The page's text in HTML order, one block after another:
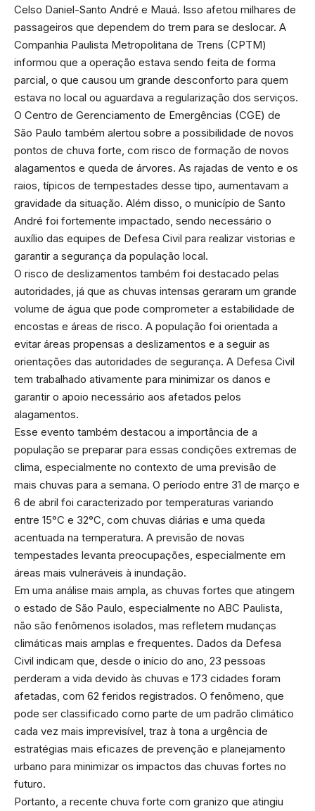
Celso Daniel-Santo André e Mauá. Isso afetou milhares de
passageiros que dependem do trem para se deslocar. A
Companhia Paulista Metropolitana de Trens (CPTM)
informou que a operação estava sendo feita de forma
parcial, o que causou um grande desconforto para quem
estava no local ou aguardava a regularização dos serviços.
O Centro de Gerenciamento de Emergências (CGE) de
São Paulo também alertou sobre a possibilidade de novos
pontos de chuva forte, com risco de formação de novos
alagamentos e queda de árvores. As rajadas de vento e os
raios, típicos de tempestades desse tipo, aumentavam a
gravidade da situação. Além disso, o município de Santo
André foi fortemente impactado, sendo necessário o
auxílio das equipes de Defesa Civil para realizar vistorias e
garantir a segurança da população local.
O risco de deslizamentos também foi destacado pelas
autoridades, já que as chuvas intensas geraram um grande
volume de água que pode comprometer a estabilidade de
encostas e áreas de risco. A população foi orientada a
evitar áreas propensas a deslizamentos e a seguir as
orientações das autoridades de segurança. A Defesa Civil
tem trabalhado ativamente para minimizar os danos e
garantir o apoio necessário aos afetados pelos
alagamentos.
Esse evento também destacou a importância de a
população se preparar para essas condições extremas de
clima, especialmente no contexto de uma previsão de
mais chuvas para a semana. O período entre 31 de março e
6 de abril foi caracterizado por temperaturas variando
entre 15°C e 32°C, com chuvas diárias e uma queda
acentuada na temperatura. A previsão de novas
tempestades levanta preocupações, especialmente em
áreas mais vulneráveis à inundação.
Em uma análise mais ampla, as chuvas fortes que atingem
o estado de São Paulo, especialmente no ABC Paulista,
não são fenômenos isolados, mas refletem mudanças
climáticas mais amplas e frequentes. Dados da Defesa
Civil indicam que, desde o início do ano, 23 pessoas
perderam a vida devido às chuvas e 173 cidades foram
afetadas, com 62 feridos registrados. O fenômeno, que
pode ser classificado como parte de um padrão climático
cada vez mais imprevisível, traz à tona a urgência de
estratégias mais eficazes de prevenção e planejamento
urbano para minimizar os impactos das chuvas fortes no
futuro.
Portanto, a recente chuva forte com granizo que atingiu